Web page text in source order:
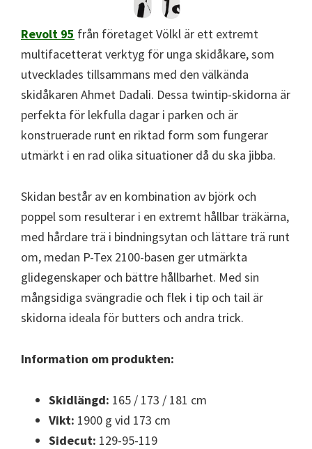
Revolt 95 från företaget Völkl är ett extremt
multifacetterat verktyg för unga skidåkare, som
utvecklades tillsammans med den välkända
skidåkaren Ahmet Dadali. Dessa twintip-skidorna är
perfekta för lekfulla dagar i parken och är
konstruerade runt en riktad form som fungerar
utmärkt i en rad olika situationer då du ska jibba.
Skidan består av en kombination av björk och
poppel som resulterar i en extremt hållbar träkärna,
med hårdare trä i bindningsytan och lättare trä runt
om, medan P-Tex 2100-basen ger utmärkta
glidegenskaper och bättre hållbarhet. Med sin
mångsidiga svängradie och flek i tip och tail är
skidorna ideala för butters och andra trick.
Information om produkten:
Skidlängd: 165 / 173 / 181 cm
Vikt: 1900 g vid 173 cm
Sidecut: 129-95-119